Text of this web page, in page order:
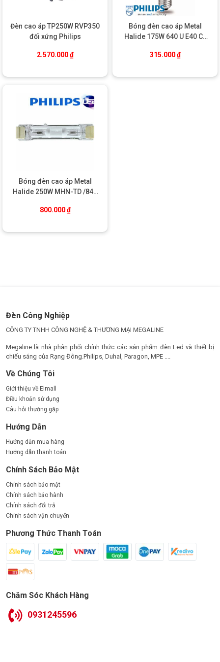
Đèn cao áp TP250W RVP350
đối xứng Philips
2.570.000₫
Bóng đèn cao áp Metal
Halide 175W 640 U E40 CL
315.000₫
Bóng đèn cao áp Metal
Halide 250W MHN-TD /842
800.000₫
Đèn Công Nghiệp
CÔNG TY TNHH CÔNG NGHỆ & THƯƠNG MẠI MEGALINE
Megaline là nhà phân phối chính thức các sản phẩm đèn Led và thiết bị
chiếu sáng của Rạng Đông.Philips, Duhal, Paragon, MPE ....
Về Chúng Tôi
Giới thiệu về Elmall
Điều khoản sử dụng
Câu hỏi thường gặp
Hướng Dẫn
Hướng dẫn mua hàng
Hướng dẫn thanh toán
Chính Sách Bảo Mật
Chính sách bảo mật
Chính sách bảo hành
Chính sách đổi trả
Chính sách vận chuyển
Phương Thức Thanh Toán
Chăm Sóc Khách Hàng
0931245596